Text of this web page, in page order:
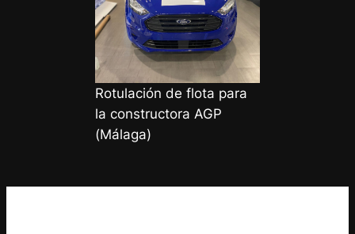
Rotulación de flota para
la constructora AGP
(Málaga)